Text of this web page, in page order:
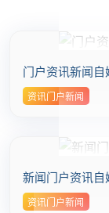
门户资讯新闻
资讯门户新闻
新闻门户资讯
资讯门户新闻